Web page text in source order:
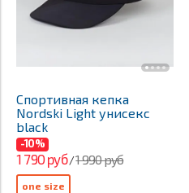
Спортивная кепка
Nordski Light унисекс
black
-10%
1 790 руб/1 990 руб
one size